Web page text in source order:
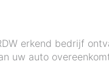
erkend bedrijf
uw auto